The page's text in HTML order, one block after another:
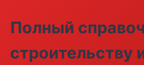
Полный
строительству